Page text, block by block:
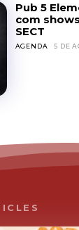
Pub 5
com
SECT
AGENDA 5 DE